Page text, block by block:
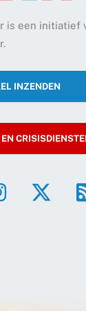
is een initiatief
INZENDEN
EN